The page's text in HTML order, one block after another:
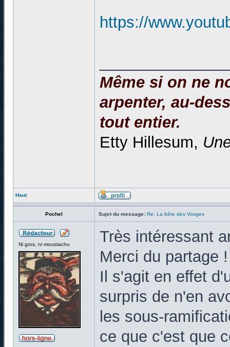
https://
Même si on ne
arpenter, au-
tout entier.
Etty Hillesum,
Haut
Pochel Sujet du message: Re: La bête des Vosges
Ni gros, ni moustachu
Très intéressant
Merci du partage !
Il s'agit en effet
surpris de n'en
les sous-
ce que c'est que